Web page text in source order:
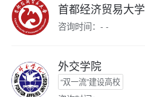
首都经济贸易大学
咨询时间：- -
外交学院
“双一流”建设高校